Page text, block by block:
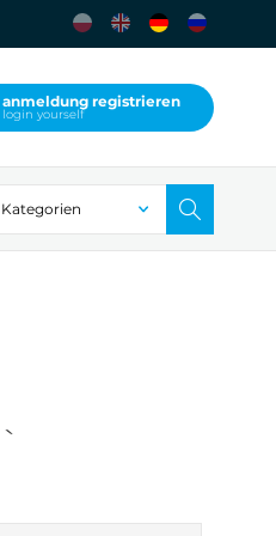
anmeldung registrieren
login yourself